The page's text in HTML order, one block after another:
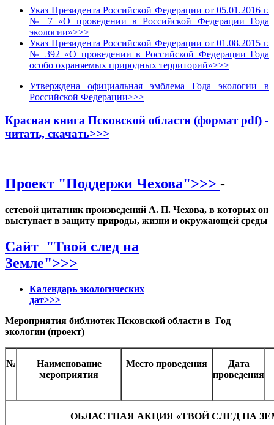
Указ Президента Российской Федерации от 05.01.2016 г.
№ 7 «О проведении в Российской Федерации Года
экологии»>>>
Указ Президента Российской Федерации от 01.08.2015 г.
№ 392 «О проведении в Российской Федерации Года
особо охраняемых природных территорий»>>>
Утверждена официальная эмблема Года экологии в
Российской Федерации>>>
Красная книга Псковской области (формат pdf) -
читать, скачать>>>
Проект "Поддержи Чехова">>> -
сетевой цитатник произведений А. П. Чехова, в которых он
выступает в защиту природы, жизни и окружающей среды
Сайт "Твой след на
Земле">>>
Календарь экологических
дат>>>
Мероприятия библиотек Псковской области в Год
экологии (проект)
№
Наименование
мероприятия
Место проведения
Дата
проведения
ОБЛАСТНАЯ АКЦИЯ «ТВОЙ СЛЕД НА